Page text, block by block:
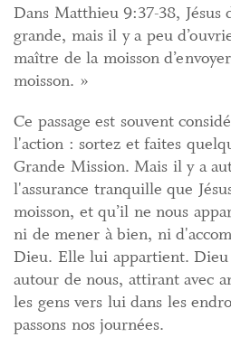
Dans Matthieu 9:37-38, Jésus
grande, mais il y a peu
maître de la moisson
moisson. »
Ce passage est souvent
l'action : sortez et faites
Grande Mission. Mais il y a
l'assurance tranquille que
moisson, et qu’il ne nous
ni de mener à bien, ni
Dieu. Elle lui appartient.
autour de nous, attirant avec
les gens vers lui dans les
passons nos journées.